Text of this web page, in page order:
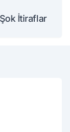
İtiraflar